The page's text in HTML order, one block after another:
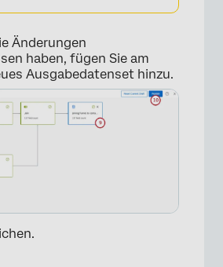
Änderungen
haben, fügen Sie am
Ausgabedatenset hinzu.